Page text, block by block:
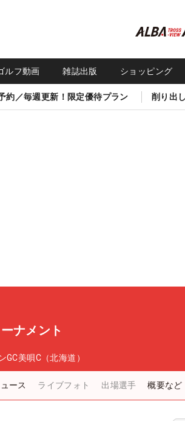
ルフ動画 雑誌出版 ショッピング
約／毎週更新！限定優待プラン 削り出
ナメント
GC美唄C（北海道）
ース ライブフォト 出場選手 概要など